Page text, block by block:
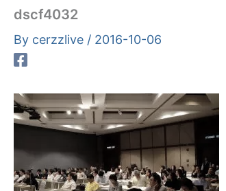
dscf4032
By cerzzlive / 2016-10-06